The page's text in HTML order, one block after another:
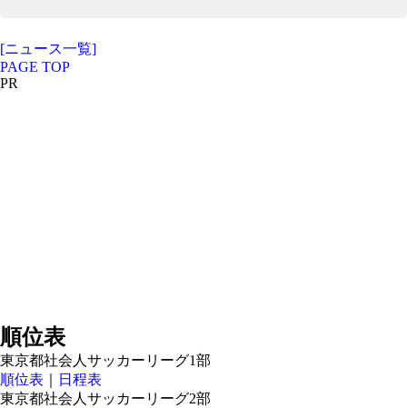
[ニュース一覧]
PAGE TOP
PR
順位表
東京都社会人サッカーリーグ1部
順位表
日程表
東京都社会人サッカーリーグ2部